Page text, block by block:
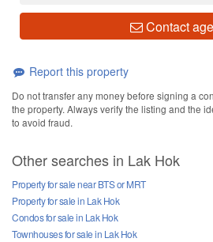
Contact
Report this property
Do not transfer any money before signing a
the property. Always verify the listing and the
to avoid fraud.
Other searches in Lak Hok
Property for sale near BTS or MRT
Property for sale in Lak Hok
Condos for sale in Lak Hok
Townhouses for sale in Lak Hok